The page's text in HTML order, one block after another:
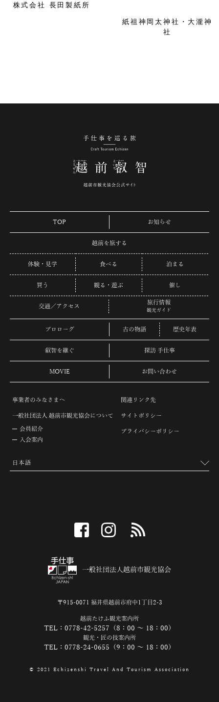
株式会社 長田製紙所
紙祖神岡太神社・大瀧神
社
TOP お知らせ
越前を旅する
体験・見学 食べる 泊まる
買う 観る・遊ぶ 催し
交通／アクセス
旅行情報
観光ガイド
プロローグ 古の物語 歴史年表
叡智を継ぐ 探訪 手仕事
MOVIE お問い合わせ
事業者のみなさまへ
一般社団法人 越前市観光協会について
会員紹介
入会案内
関連リンク先
サイトポリシー
プライバシーポリシー
facebook instagram
一般社団法人越前市観光協会
〒915-0071 福井県越前市府中1丁目2-3
越前たけふ観光案内所
TEL：0778-42-5257（8：00 ～ 18：00）
観光・匠の技案内所
TEL：0778-24-0655（9：00 ～ 18：00）
© 2021 Echizenshi Travel And Tourism Association